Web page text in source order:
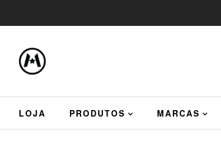
LOJA PRODUTOS MARCAS